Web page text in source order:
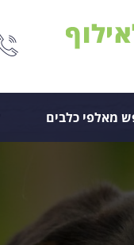
מאלפי כלבים